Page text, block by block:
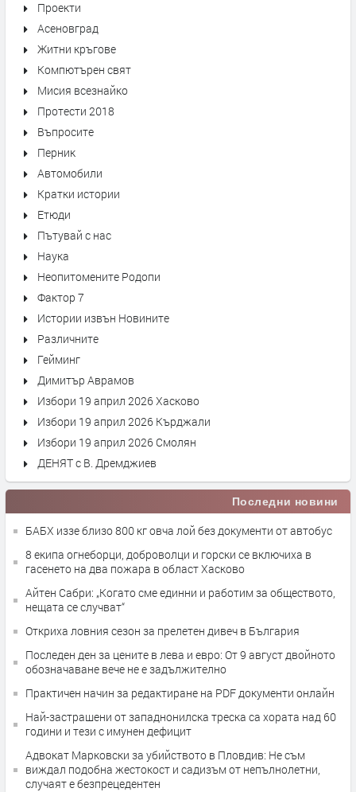
Проекти
Асеновград
Житни кръгове
Компютърен свят
Мисия всезнайко
Протести 2018
Въпросите
Перник
Автомобили
Кратки истории
Етюди
Пътувай с нас
Наука
Неопитомените Родопи
Фактор 7
Истории извън Новините
Различните
Гейминг
Димитър Аврамов
Избори 19 април 2026 Хасково
Избори 19 април 2026 Кърджали
Избори 19 април 2026 Смолян
ДЕНЯТ с В. Дремджиев
Последни новини
БАБХ иззе близо 800 кг овча лой без документи от автобус
8 екипа огнеборци, доброволци и горски се включиха в
гасенето на два пожара в област Хасково
Айтен Сабри: „Когато сме единни и работим за обществото,
нещата се случват“
Откриха ловния сезон за прелетен дивеч в България
Последен ден за цените в лева и евро: От 9 август двойното
обозначаване вече не е задължително
Практичен начин за редактиране на PDF документи онлайн
Най-застрашени от западнонилска треска са хората над 60
години и тези с имунен дефицит
Адвокат Марковски за убийството в Пловдив: Не съм
виждал подобна жестокост и садизъм от непълнолетни,
случаят е безпрецедентен